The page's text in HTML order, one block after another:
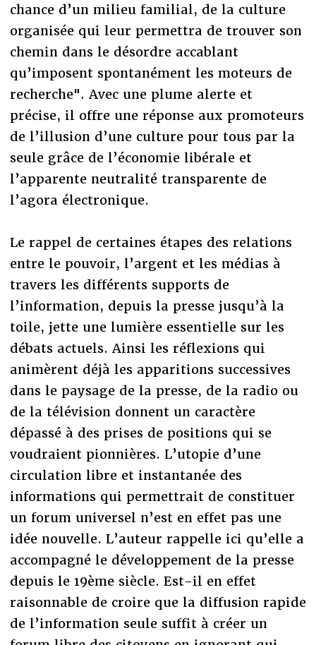
chance d’un milieu familial, de la culture
organisée qui leur permettra de trouver son
chemin dans le désordre accablant
qu’imposent spontanément les moteurs de
recherche". Avec une plume alerte et
précise, il offre une réponse aux promoteurs
de l’illusion d’une culture pour tous par la
seule grâce de l’économie libérale et
l’apparente neutralité transparente de
l’agora électronique.
Le rappel de certaines étapes des relations
entre le pouvoir, l’argent et les médias à
travers les différents supports de
l’information, depuis la presse jusqu’à la
toile, jette une lumière essentielle sur les
débats actuels. Ainsi les réflexions qui
animèrent déjà les apparitions successives
dans le paysage de la presse, de la radio ou
de la télévision donnent un caractère
dépassé à des prises de positions qui se
voudraient pionnières. L’utopie d’une
circulation libre et instantanée des
informations qui permettrait de constituer
un forum universel n’est en effet pas une
idée nouvelle. L’auteur rappelle ici qu’elle a
accompagné le développement de la presse
depuis le 19ème siècle. Est-il en effet
raisonnable de croire que la diffusion rapide
de l’information seule suffit à créer un